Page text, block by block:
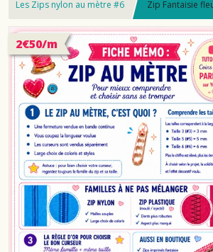
Les Zips nylon au mètre #6 Zip Fantaisie
2€50/m